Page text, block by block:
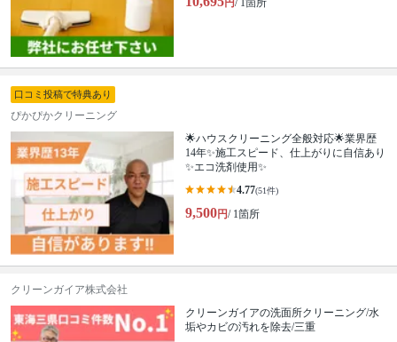
円/ 1箇所
口コミ投稿で特典あり
ぴかぴかクリーニング
🌟ハウスクリーニング全般対応🌟業界歴
14年✨施工スピード、仕上がりに自信あり
✨エコ洗剤使用✨
4.77(51件)
9,500円/ 1箇所
クリーンガイア株式会社
クリーンガイアの洗面所クリーニング/水
垢やカビの汚れを除去/三重